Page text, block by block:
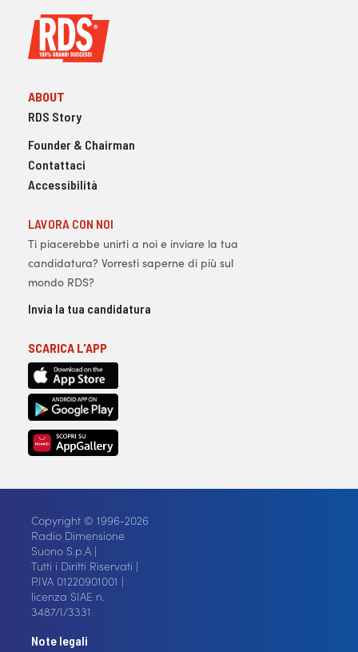
ABOUT
RDS Story
Founder & Chairman
Contattaci
Accessibilità
LAVORA CON NOI
Ti piacerebbe unirti a noi e inviare la tua
candidatura? Vorresti saperne di più sul
mondo RDS?
Invia la tua candidatura
SCARICA L'APP
Copyright © 1996-2026
Radio Dimensione
Suono S.p.A |
Tutti i Diritti Riservati |
P.IVA 01220901001 |
licenza SIAE n.
3487/I/3331
Note legali